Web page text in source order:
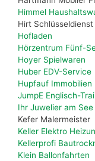
Himmel
Hirt Schlüsseldienst
Hofladen
Hörzentrum Fünf-
Hoyer Spielwaren
Huber EDV-Service
Hupfauf Immobilien
JumpE Englisch-
Ihr Juwelier am See
Kefer Malermeister
Keller Elektro
Kellerprofi
Klein Ballonfahrten